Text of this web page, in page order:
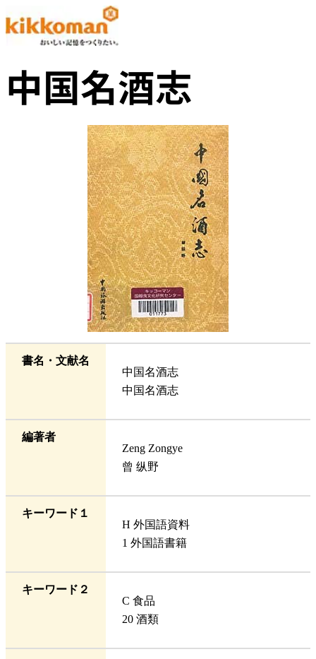
中国名酒志
書名・文献名
中国名酒志
中国名酒志
編著者
Zeng Zongye
曾 纵野
キーワード１
H 外国語資料
1 外国語書籍
キーワード２
C 食品
20 酒類